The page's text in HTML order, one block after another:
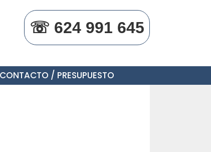
☏ 624 991 645
CONTACTO / PRESUPUESTO